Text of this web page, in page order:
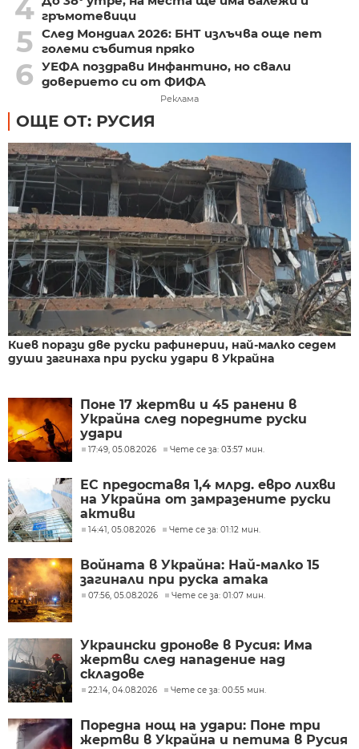
4 гръмотевици
5 След Мондиал 2026: БНТ излъчва още пет
големи събития пряко
6 УЕФА поздрави Инфантино, но свали
доверието си от ФИФА
Реклама
ОЩЕ ОТ: РУСИЯ
Киев порази две руски рафинерии, най-малко седем
души загинаха при руски удари в Украйна
Поне 17 жертви и 45 ранени в
Украйна след поредните руски
удари
17:49, 05.08.2026 Чете се за: 03:57 мин.
ЕС предоставя 1,4 млрд. евро лихви
на Украйна от замразените руски
активи
14:41, 05.08.2026 Чете се за: 01:12 мин.
Войната в Украйна: Най-малко 15
загинали при руска атака
07:56, 05.08.2026 Чете се за: 01:07 мин.
Украински дронове в Русия: Има
жертви след нападение над
складове
22:14, 04.08.2026 Чете се за: 00:55 мин.
Поредна нощ на удари: Поне три
жертви в Украйна и петима в Русия